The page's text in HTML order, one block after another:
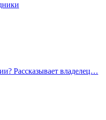
Рассказывает владелец…